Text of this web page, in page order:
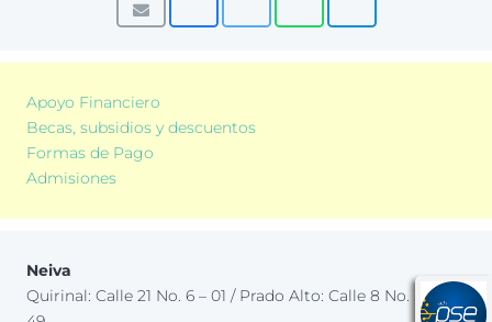
Apoyo Financiero
Becas, subsidios y descuentos
Formas de Pago
Admisiones
Neiva
Quirinal: Calle 21 No. 6 – 01 / Prado Alto: Calle 8 No. 32 –